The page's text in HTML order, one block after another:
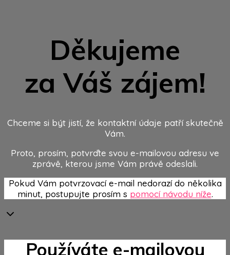
Děkujeme
za Váš zájem!
Chceme si být jistí, že kontaktní údaje patří skutečně
Vám.
Proto, prosím, potvrďte svou e-mailovou adresu ve
zprávě, kterou jsme Vám právě odeslali.
Pokud Vám potvrzovací e-mail nedorazí do několika
minut, postupujte prosím s pomocí návodu níže.
Používáte e-mailovou